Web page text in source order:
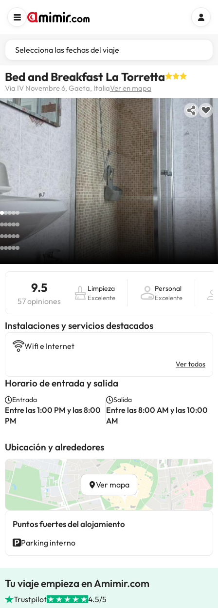
Selecciona las fechas del viaje
Bed and Breakfast La Torretta
Via IV Novembre 6, Gaeta, ItaliaVer en mapa
9.5
57 opiniones
Limpieza
Excelente
Personal
Excelente
Instalaciones y servicios destacados
Wifi e Internet
Ver todos
Horario de entrada y salida
Entrada
Entre las 1:00 PM y las 8:00
PM
Salida
Entre las 8:00 AM y las 10:00
AM
Ubicación y alrededores
Ver mapa
Puntos fuertes del alojamiento
Parking interno
Tu viaje empieza en Amimir.com
Trustpilot 4.5/5